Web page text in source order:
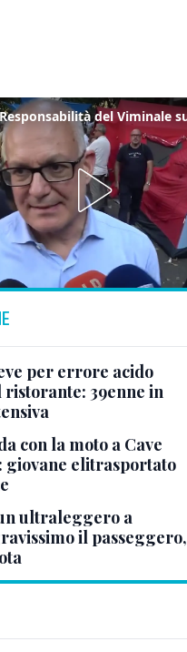
per errore acido
ristorante: 39enne in
con la moto a Cave
giovane elitrasportato
ultraleggero a
il passeggero,